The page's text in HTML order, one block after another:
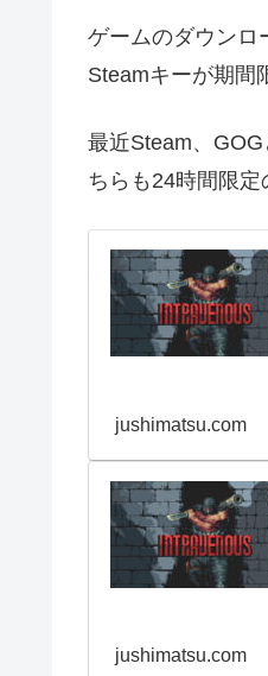
ゲームのダウンロ
Steamキーが期間
最近Steam、
ちらも24時間限
jushimatsu.com
jushimatsu.com